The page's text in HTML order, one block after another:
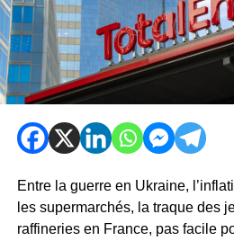
Entre la guerre en Ukraine,
les supermarchés, la traque des
raffineries en France, pas facile